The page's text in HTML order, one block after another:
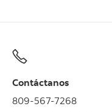
Contáctanos
809-567-7268